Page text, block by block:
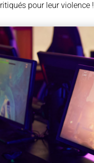
pour leur violence !